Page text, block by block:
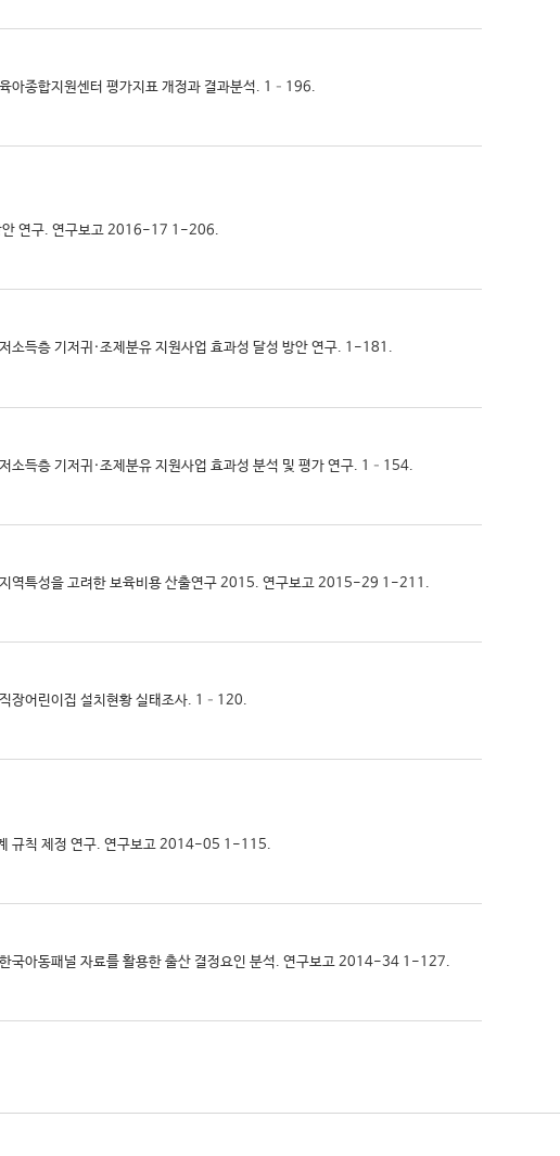
종합지원센터 평가지표 개정과 결과분석. 1–196.
안 연구. 연구보고 2016-17 1-206.
득층 기저귀·조제분유 지원사업 효과성 달성 방안 연구. 1-181.
득층 기저귀·조제분유 지원사업 효과성 분석 및 평가 연구. 1–154.
특성을 고려한 보육비용 산출연구 2015. 연구보고 2015-29 1-211.
어린이집 설치현황 실태조사. 1–120.
규칙 제정 연구. 연구보고 2014-05 1-115.
아동패널 자료를 활용한 출산 결정요인 분석. 연구보고 2014-34 1-127.